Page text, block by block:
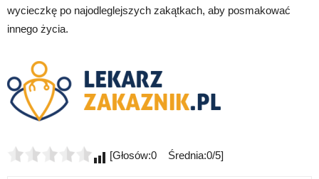
wycieczkę po najodleglejszych zakątkach, aby posmakować
innego życia.
[Głosów:0 Średnia:0/5]